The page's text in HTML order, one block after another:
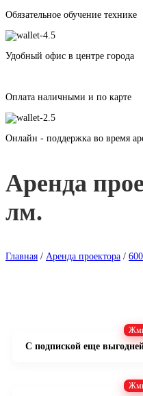
Обязательное обучение технике
Удобный офис в центре города
Оплата наличными и по карте
Онлайн - поддержка во время
Аренда
лм.
Главная / Аренда проектора /
С подпиской еще